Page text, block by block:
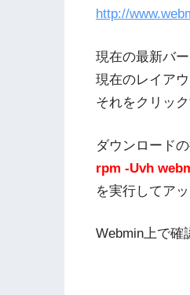
http://
現在の最新バ
現在のレイア
それをクリッ
ダウンロード
rpm -Uvh
を実行してア
Webmin上で確